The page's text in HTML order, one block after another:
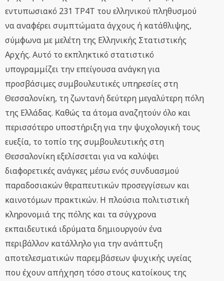
εντυπωσιακό 231 TP4T του ελληνικού πληθυσμού
να αναφέρει συμπτώματα άγχους ή κατάθλιψης,
σύμφωνα με μελέτη της Ελληνικής Στατιστικής
Αρχής. Αυτό το εκπληκτικό στατιστικό
υπογραμμίζει την επείγουσα ανάγκη για
προσβάσιμες συμβουλευτικές υπηρεσίες στη
Θεσσαλονίκη, τη ζωντανή δεύτερη μεγαλύτερη πόλη
της Ελλάδας. Καθώς τα άτομα αναζητούν όλο και
περισσότερο υποστήριξη για την ψυχολογική τους
ευεξία, το τοπίο της συμβουλευτικής στη
Θεσσαλονίκη εξελίσσεται για να καλύψει
διαφορετικές ανάγκες μέσω ενός συνδυασμού
παραδοσιακών θεραπευτικών προσεγγίσεων και
καινοτόμων πρακτικών. Η πλούσια πολιτιστική
κληρονομιά της πόλης και τα σύγχρονα
εκπαιδευτικά ιδρύματα δημιουργούν ένα
περιβάλλον κατάλληλο για την ανάπτυξη
αποτελεσματικών παρεμβάσεων ψυχικής υγείας
που έχουν απήχηση τόσο στους κατοίκους της